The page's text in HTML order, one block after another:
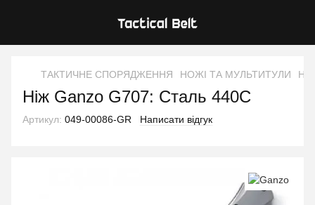
ТАКТИЧНЕ СПОРЯДЖЕННЯ НОЖІ ТА МУЛЬТИТУЛИ
Ніж Ganzo G707: Сталь 440C
Артикул: 049-00086-GR Написати відгук